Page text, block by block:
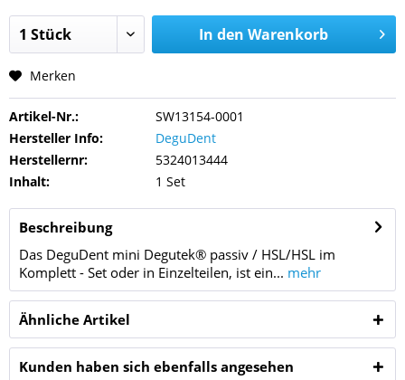
In den Warenkorb
Merken
Artikel-Nr.:
SW13154-0001
Hersteller Info:
DeguDent
Herstellernr:
5324013444
Inhalt:
1 Set
Beschreibung
Das DeguDent mini Degutek® passiv / HSL/HSL im
Komplett - Set oder in Einzelteilen, ist ein... mehr
Ähnliche Artikel
Kunden haben sich ebenfalls angesehen